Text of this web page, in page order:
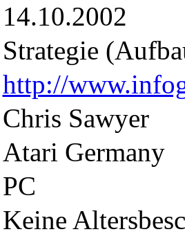
14.10.2002
Strategie
http://
Chris Sawyer
Atari Germany
PC
Keine